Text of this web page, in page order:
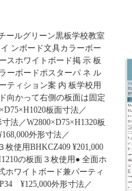
ールグリーン黒板学校教室
ンボード文具カラーボー
スホワイトボード掲 示 板
ーボードポスターパ ネ ル
ティション案 内 板学校用
向かって右側の板面は固定
板面寸法／
法／W2800×D75×H1320板
外形寸法／
枚使用BHKCZ409 ¥201,000
の板面３枚使用● 全面ホ
ホワイトボード兼パーティ
¥125,000外形寸法／